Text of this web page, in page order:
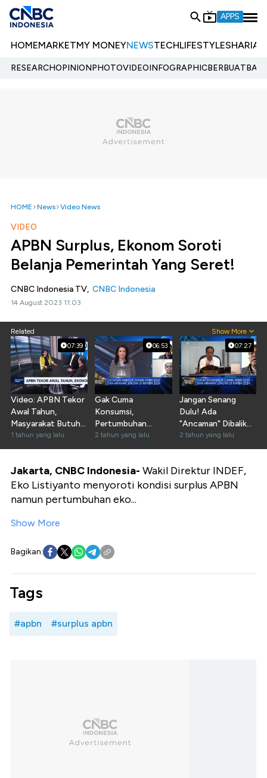
APPS
HOMEMARKETMY MONEYNEWSTECHLIFESTYLESHARIA
RESEARCHOPINIONPHOTOVIDEOINFOGRAPHIC
HOME News Video News
VIDEO
APBN Surplus, Ekonom Soroti
Belanja Pemerintah Yang Seret!
CNBC Indonesia TV, CNBC Indonesia
14 August 2023 11:03
Related Show More
07:39
Video: APBN Tekor
Awal Tahun,
Masyarakat Butuh
Transparansi
1 tahun yang lalu
06:53
Gak Cuma
Konsumsi,
Pertumbuhan
Ekonomi RI Butuh
Sokongan Ini!
2 tahun yang lalu
07:27
Jangan Senang
Dulu! Ada
"Ancaman" Dibalik
Surplus APBN RI
2 tahun yang lalu
Jakarta, CNBC Indonesia- Wakil Direktur INDEF,
Eko Listiyanto menyoroti kondisi surplus APBN
namun pertumbuhan eko...
Show More
Bagikan:
Tags
#apbn #surplus apbn